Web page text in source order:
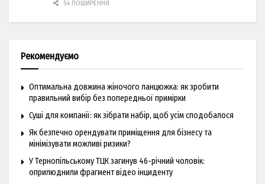
54 ПОШИРЕННЯ
Рекомендуємо
Оптимальна довжина жіночого ланцюжка: як зробити
правильний вибір без попередньої примірки
Суші для компанії: як зібрати набір, щоб усім сподобалося
Як безпечно орендувати приміщення для бізнесу та
мінімізувати можливі ризики?
У Тернопільському ТЦК загинув 46-річний чоловік:
оприлюднили фрагмент відео інциденту